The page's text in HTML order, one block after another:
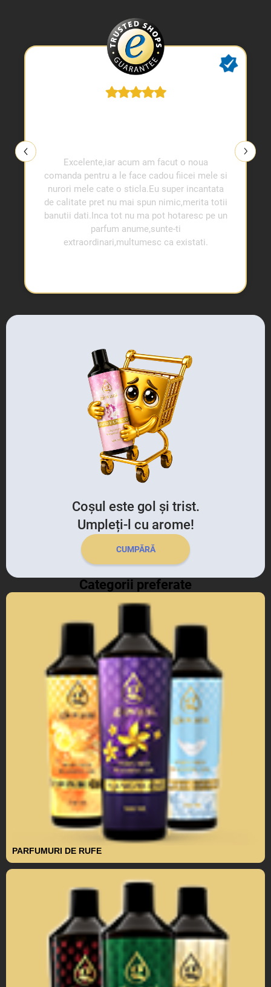
Excelente,iar acum am facut o noua
comanda pentru a le face cadou fiicei mele si
nurori mele cate o sticla.Eu super incantata
de calitate pret nu mai spun nimic,merita totii
banutii dati.Inca tot nu ma pot hotaresc pe un
parfum anume,sunte-ti
extraordinari,multumesc ca existati.
Coșul este gol și trist.
Umpleți-l cu arome!
CUMPĂRĂ
Categorii preferate
PARFUMURI DE RUFE